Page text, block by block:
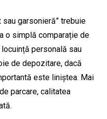
sau garsonieră” trebuie
o simplă comparație de
personală sau
de depozitare, dacă
este liniștea. Mai
parcare, calitatea